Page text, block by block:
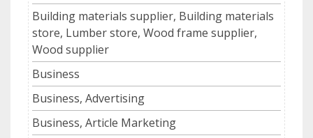
Building materials supplier, Building materials
store, Lumber store, Wood frame supplier,
Wood supplier
Business
Business, Advertising
Business, Article Marketing